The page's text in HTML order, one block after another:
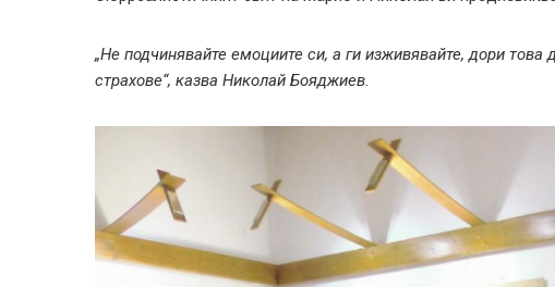
„Не подчинявайте емоциите си, а ги изживявайте, дори
страхове“, казва Николай Бояджиев.